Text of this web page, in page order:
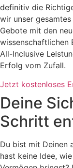
definitiv die
wir unser
Gebote mit den
wissenschaftlichen
All-Inclusive
Erfolg vom Zufall.
Jetzt kostenloses
Deine
Schritt
Du bist mit Deinen
hast keine Idee,